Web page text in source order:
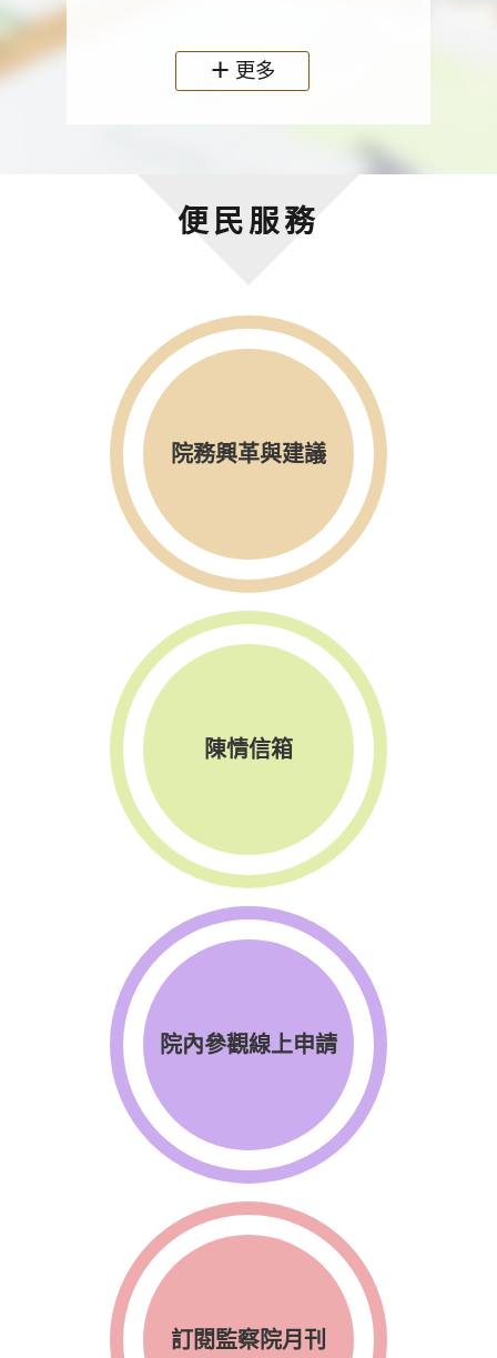
更多
便民服務
院務興革與建議
陳情信箱
院內參觀線上申請
訂閱監察院月刊